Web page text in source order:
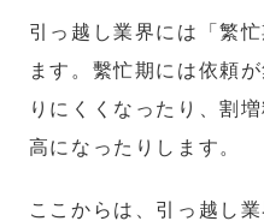
引っ越し業界には「繁
ます。繫忙期には依頼
りにくくなったり、割
高になったりします。
ここからは、引っ越し